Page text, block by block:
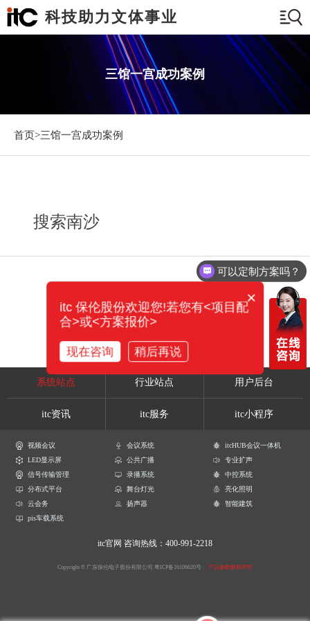
科技助力文体事业
三馆一宫成功案例
首页>三馆一宫成功案例
搜索南沙
系统站点 行业站点 用户后台
itc资讯 itc服务 itc小程序
视频会议 会议系统
itcHUB会议一体机
LED显示屏
公共广播
专业扩声
信号传输管理
录播系统
中控系统
分布式平台
舞台灯光
亮化照明
云会务
扬声器
智能建筑
pis车载系统
itc官网 咨询热线：400-991-2218
Copyright © 广东保伦电子股份有限公司 粤ICP备16106620号 产品参数解释声明
可以定制方案吗？
×
itc 保伦股份欢迎您!若您有<项目配
合>或<方案报价>
现在咨询 稍后再说